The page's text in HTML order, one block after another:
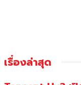
เรื่องล่าสุด